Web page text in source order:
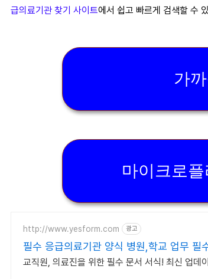
급의료기관 찾기 사이 트에서 쉽고 빠르게 검색할 수
가
마이크로
http://www.yesform.com 광고
필수 응급의료기관 양식 병원,학교 업무 필
교직원, 의료진을 위한 필수 문서 서식! 최신 업데